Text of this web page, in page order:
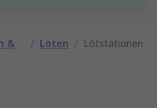
&
/ Löten / Lötstationen